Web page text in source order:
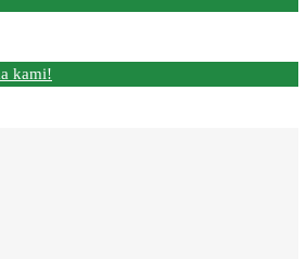
kami!